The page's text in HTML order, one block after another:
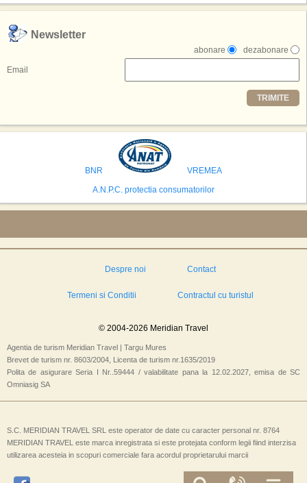
exclusiv simularea suprafetei lunare.
,,Credem ca exista sanse mari sa anuntam nu doar o locatie, ci poate mai
multe'', a declarat Michael R. Henderson, cofondator al Moon World
Resorts, citat de Gulf News. Potrivit acestuia, 2026 ar putea deveni un an
decisiv pentru reali zarea proiectului.
Printre celelalte tari care concureaza pentru a gazdui aceasta constructie
se numara Australia, Brazilia, China, Egipt, India, Polonia, Thailanda,
avea cele mai mari sanse de a castiga licitatia. Totusi, Spania, care se
preconizeaza ca va deveni a doua cea mai vizitata tara din lume in 2025,
isi bazeaza oferta pe infrastructura turistica solida si capacitatea hoteliera."
Newsletter
dezabonare
abonare
Email
TRIMITE
BNR
VREMEA
A.N.P.C. protectia consumatorilor
Despre noi Contact
Termeni si Conditii Contractul cu turistul
© 2004-2026 Meridian Travel
Agentia de turism Meridian Travel | Targu Mures
Brevet de turism nr. 8603/2004, Licenta de turism nr.1635/2019
Polita de asigurare Seria I Nr..59444 / valabilitate pana la 12.02.2027, emisa de SC
Omniasig SA
S.C. MERIDIAN TRAVEL SRL este operator de date cu caracter personal nr. 8764
MERIDIAN TRAVEL este marca inregistrata si este protejata conform legii fiind interzisa
utilizarea acesteia in scopuri comerciale fara acordul proprietarului marcii